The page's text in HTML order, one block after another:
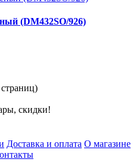
(DM432SO/926)
скидки!
Доставка и оплата О магазине